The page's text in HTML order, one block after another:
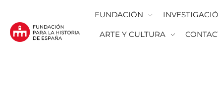
FUNDACIÓN
ARTE Y CULTURA